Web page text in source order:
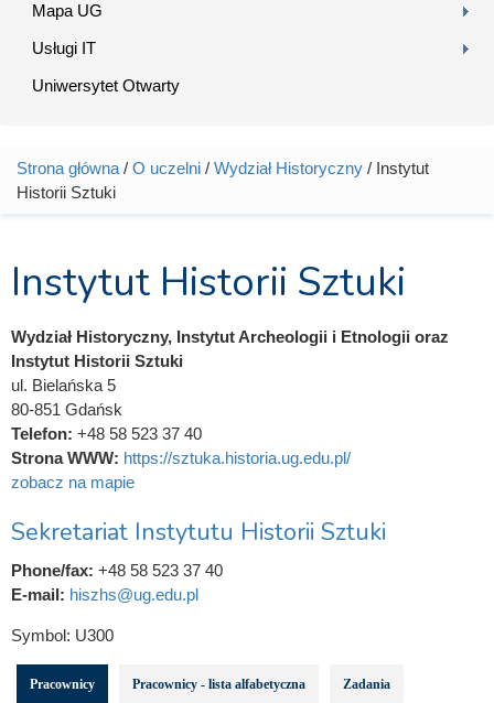
Mapa UG
Usługi IT
Uniwersytet Otwarty
Jesteś tutaj
Strona główna / O uczelni / Wydział Historyczny / Instytut
Historii Sztuki
Instytut Historii Sztuki
Wydział Historyczny, Instytut Archeologii i Etnologii oraz
Instytut Historii Sztuki
ul. Bielańska 5
80-851 Gdańsk
Telefon: +48 58 523 37 40
Strona WWW: https://sztuka.historia.ug.edu.pl/
zobacz na mapie
Sekretariat Instytutu Historii Sztuki
Phone/fax: +48 58 523 37 40
E-mail: hiszhs@ug.edu.pl
Symbol: U300
Pracownicy Pracownicy - lista alfabetyczna Zadania